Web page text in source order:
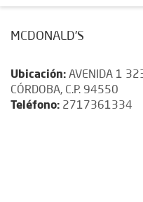
MCDONALD'S
Ubicación: AVENIDA 1
CÓRDOBA, C.P. 94550
Teléfono: 2717361334